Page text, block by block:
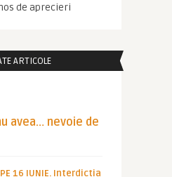
de aprecieri
ARTICOLE
avea… nevoie de
PE 16 IUNIE. Interdictia